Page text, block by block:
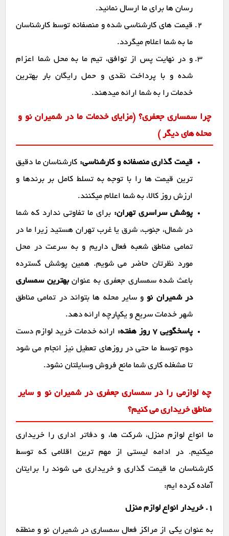
رسان ها برای ما ارسال نمائید.
قیمت های کارشناسی شده و منصفانه توسط کارشناسان
ما به شما اعلام میگردد.
و در نهایت پس از توافق، تیم ما به محل شما اعزام
شده و با پرداخت نقدی و حمل رایگان بار بهترین
خدمات را به شما ارائه میدهند.
چرا سمساری جعفری؟ (مزایای خدمات ما در شمیران نو و
محله های دیگر )
قیمت گذاری منصفانه و کارشناسی: کارشناسان ما دقیق
ترین قیمت ها را با توجه به تسلط کامل بر برندها و
ارزش روز کالا، به شما اعلام میکنند.
پوشش سراسری تهران: برای ما تفاوتی ندارد که شما
در شمال، جنوب، شرق یا غرب تهران هستید زیرا ما در
تمامی مناطق شعبه فعال داریم و به سرعت در محل
مورد نظرتان حاضر می شویم. همین پوشش گسترده
باعث شده سمساری جعفری به عنوانبهترین سمساری
در شمیران نوو سایر محله ها بتواند در تمامی مناطق
شهر خدمات سریع و یکپارچه ارائه دهد.
پاسخگویی ۷ روز هفته:
ارائه خدمات خرید لوازم دست
دوم توسط ما حتی در روزهای تعطیل نیز انجام می شود
تا مشغله کاری شما مانع فروش وسایلتان نشود.
چه لوازمی را در سمساری جعفری در شمیران نو و سایر
مناطق خریداری می کنیم؟
ما انواع لوازم منزل، شرکت ها، و دفاتر اداری را خریداری
میکنیم. در ادامه لیستی از مهم ترین اقلامی که توسط
کارشناسان ما قیمت گذاری و خریداری می شوند را برایتان
آماده کرده ایم:
1. خریدار انواع لوازم منزل
به عنوان یکی از مراکز فعال سمساری در شمیران نو و منطقه